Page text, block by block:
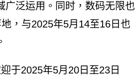
广泛运用。同时，数码无限也
，与2025年5月14至16日也
于2025年5月20日至23日